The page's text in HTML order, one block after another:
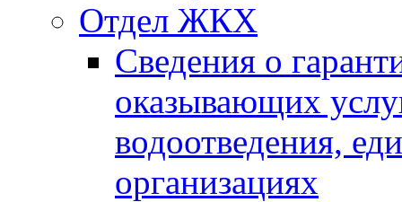
Отдел ЖКХ
Сведения о
оказывающих
водоотведения,
организациях